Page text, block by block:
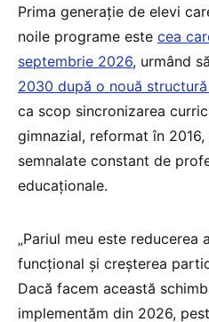
Prima generație de elevi
noile programe este cea
septembrie 2026, urmând
2030 după o nouă
ca scop sincronizarea
gimnazial, reformat în
semnalate constant de
educaționale.
„Pariul meu este reducerea
funcțional și creșterea
Dacă facem această
implementăm din 2026,